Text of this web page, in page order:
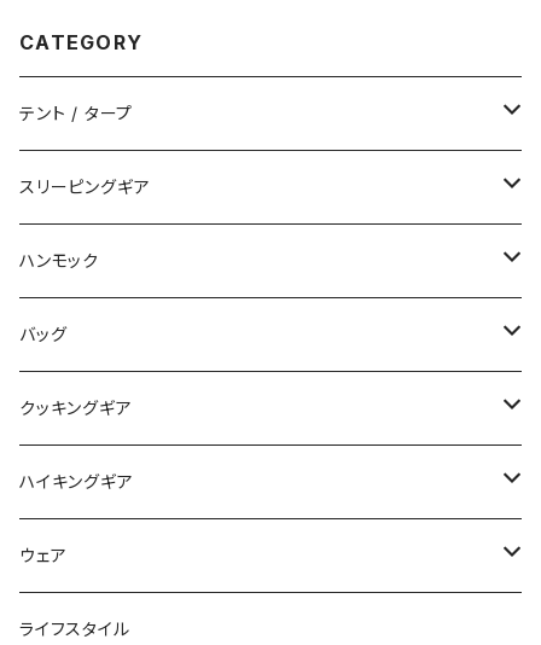
CATEGORY
テント / タープ
タープ / シェルター
ペグ / ステークス
アクセサリー
スリーピングギア
シュラフ / キルト
ビビィ
マット
ピロー
ハンモック
ハンモック
アクセサリー
バッグ
バックパック
サコッシュ / ウェストポーチ
トートバッグ
パックアクセサリー
クッキングギア
バーナー / ストーブ / 燃料
クッカー / カップ
カトラリー
ハイキングギア
ストック
スノーシュー / アイゼン
ウェア
トップス
ライフスタイル